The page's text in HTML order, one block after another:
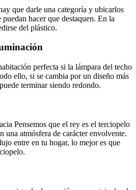
que darle una categoría y ubicarlos
puedan hacer que destaquen. En la
del plástico.
perfecta si la lámpara del techo
ello, si se cambia por un diseño más
terminar siendo redondo.
Pensemos que el rey es el terciopelo
una atmósfera de carácter envolvente.
entre en tu hogar, lo mejor es que